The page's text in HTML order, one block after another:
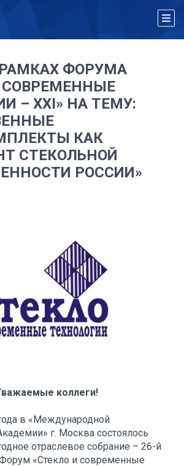
ФОРУМА
СОВРЕМЕННЫЕ
– XXI» НА ТЕМУ:
КАК
СТЕКОЛЬНОЙ
РОССИИ»
коллеги!
в «Международной
г. Москва состоялось
отраслевое собрание – 26-й
«Стекло и современные